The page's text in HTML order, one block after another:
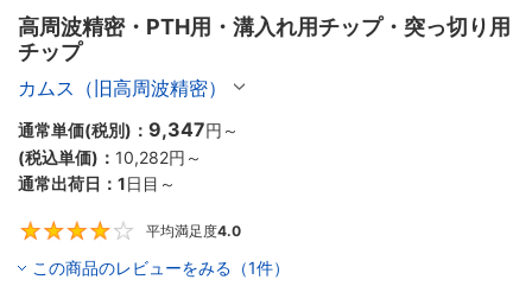
高周波精密・PTH用・溝入れ用チップ・突っ切り用
チップ
カムス（旧高周波精密）
通常単価(税別)： 9,347円 ～
(税込単価)： 10,282円 ～
通常出荷日： 1日目～
平均満足度4.0
この商品のレビューをみる（1件）